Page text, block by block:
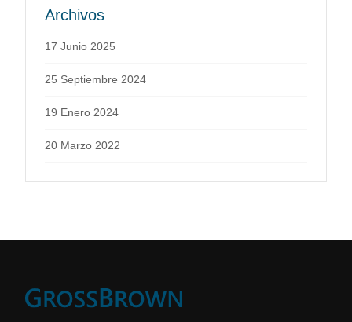
Archivos
17 Junio 2025
25 Septiembre 2024
19 Enero 2024
20 Marzo 2022